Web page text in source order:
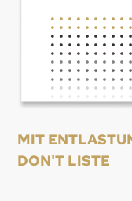
MIT
DON'T LISTE